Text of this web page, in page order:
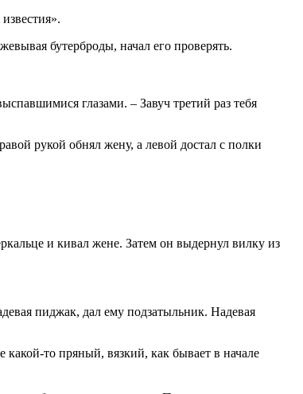
бутерброды, начал его проверять.
глазами. – Завуч третий раз тебя
рукой обнял жену, а левой достал с полки
и кивал жене. Затем он выдернул вилку из
пиджак, дал ему подзатыльник. Надевая
то пряный, вязкий, как бывает в начале